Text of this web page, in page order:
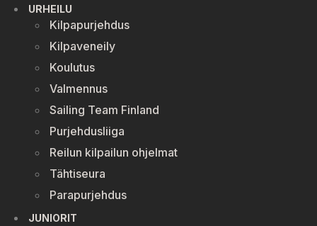
URHEILU
Kilpapurjehdus
Kilpaveneily
Koulutus
Valmennus
Sailing Team Finland
Purjehdusliiga
Reilun kilpailun ohjelmat
Tähtiseura
Parapurjehdus
JUNIORIT